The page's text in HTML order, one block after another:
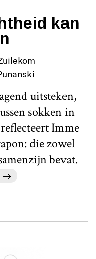
kan
uitsteken,
sokken in
Imme
die zowel
bevat.